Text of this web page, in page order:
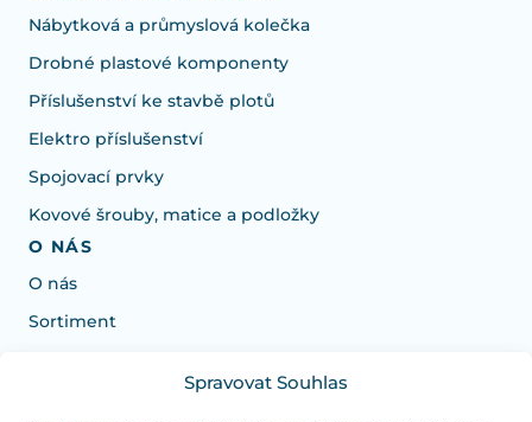
Spravovat Souhlas
Nábytková a průmyslová kolečka
Drobné plastové komponenty
Příslušenství ke stavbě plotů
Elektro příslušenství
Spojovací prvky
Kovové šrouby, matice a podložky
O NÁS
O nás
Sortiment
Potrebujete poradiť s výberom?